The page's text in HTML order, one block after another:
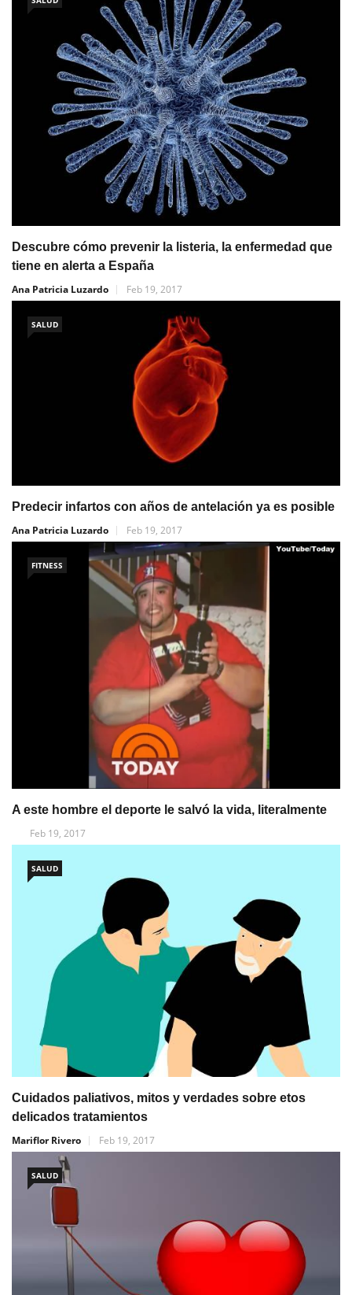
Descubre cómo prevenir la listeria, la enfermedad que
tiene en alerta a España
Ana Patricia Luzardo
Feb 19, 2017
SALUD
Predecir infartos con años de antelación ya es posible
Ana Patricia Luzardo
Feb 19, 2017
FITNESS
A este hombre el deporte le salvó la vida, literalmente
Feb 19, 2017
SALUD
Cuidados paliativos, mitos y verdades sobre etos
delicados tratamientos
Mariflor Rivero
Feb 19, 2017
SALUD